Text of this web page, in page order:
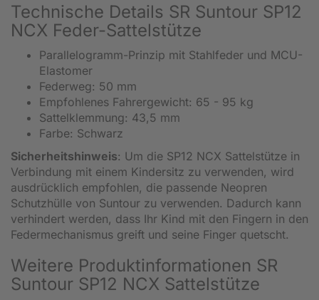
Technische Details SR Suntour SP12
NCX Feder-Sattelstütze
Parallelogramm-Prinzip mit Stahlfeder und MCU-
Elastomer
Federweg: 50 mm
Empfohlenes Fahrergewicht: 65 - 95 kg
Sattelklemmung: 43,5 mm
Farbe: Schwarz
Sicherheitshinweis: Um die SP12 NCX Sattelstütze in
Verbindung mit einem Kindersitz zu verwenden, wird
ausdrücklich empfohlen, die passende Neopren
Schutzhülle von Suntour zu verwenden. Dadurch kann
verhindert werden, dass Ihr Kind mit den Fingern in den
Federmechanismus greift und seine Finger quetscht.
Weitere Produktinformationen SR
Suntour SP12 NCX Sattelstütze